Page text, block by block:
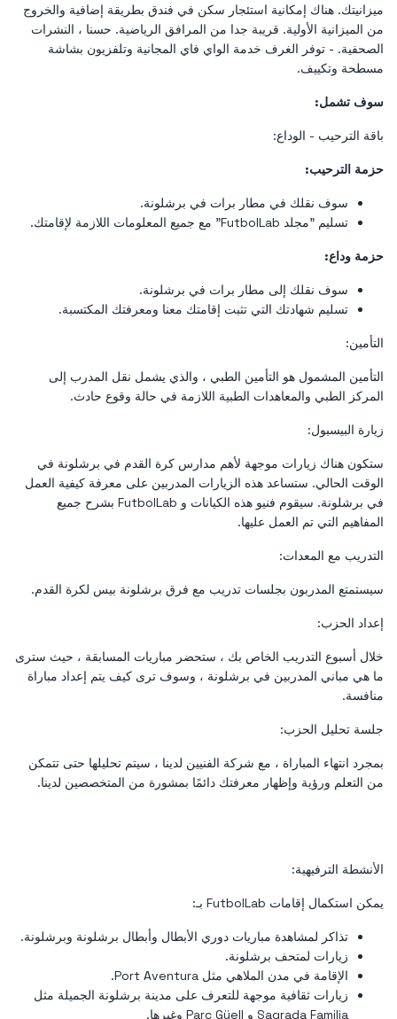
ميزانيتك. هناك إمكانية استئجار سكن في فندق بطريقة إضافية والخروج
من الميزانية الأولية. قريبة جدا من المرافق الرياضية. حسنا ، النشرات
الصحفية. - توفر الغرف خدمة الواي فاي المجانية وتلفزيون بشاشة
مسطحة وتكييف.
سوف تشمل:
باقة الترحيب - الوداع:
حزمة الترحيب:
سوف نقلك في مطار برات في برشلونة.
تسليم "مجلد FutbolLab" مع جميع المعلومات اللازمة لإقامتك.
حزمة وداع:
سوف نقلك إلى مطار برات في برشلونة.
تسليم شهادتك التي تثبت إقامتك معنا ومعرفتك المكتسبة.
التأمين:
التأمين المشمول هو التأمين الطبي ، والذي يشمل نقل المدرب إلى
المركز الطبي والمعاهدات الطبية اللازمة في حالة وقوع حادث.
زيارة البيسبول:
ستكون هناك زيارات موجهة لأهم مدارس كرة القدم في برشلونة في
الوقت الحالي. ستساعد هذه الزيارات المدربين على معرفة كيفية العمل
في برشلونة. سيقوم فنيو هذه الكيانات و FutbolLab بشرح جميع
المفاهيم التي تم العمل عليها.
التدريب مع المعدات:
سيستمتع المدربون بجلسات تدريب مع فرق برشلونة بيس لكرة القدم.
إعداد الحزب:
خلال أسبوع التدريب الخاص بك ، ستحضر مباريات المسابقة ، حيث سترى
ما هي مباني المدربين في برشلونة ، وسوف ترى كيف يتم إعداد مباراة
منافسة.
جلسة تحليل الحزب:
بمجرد انتهاء المباراة ، مع شركة الفنيين لدينا ، سيتم تحليلها حتى تتمكن
من التعلم ورؤية وإظهار معرفتك دائمًا بمشورة من المتخصصين لدينا.
الأنشطة الترفيهية:
يمكن استكمال إقامات FutbolLab بـ:
تذاكر لمشاهدة مباريات دوري الأبطال وأبطال برشلونة وبرشلونة.
زيارات لمتحف برشلونة.
الإقامة في مدن الملاهي مثل Port Aventura.
زيارات ثقافية موجهة للتعرف على مدينة برشلونة الجميلة مثل
Sagrada Familia و Parc Güell وغيرها.